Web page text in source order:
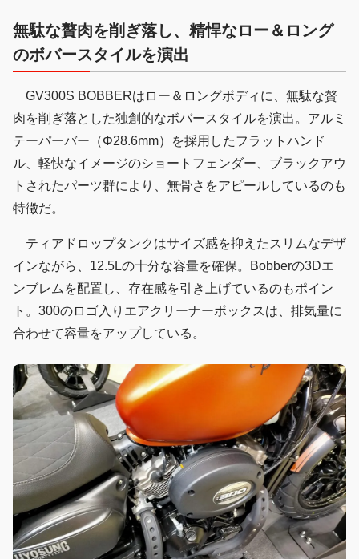
無駄な贅肉を削ぎ落し、精悍なロー＆ロング
のボバースタイルを演出
GV300S BOBBERはロー＆ロングボディに、無駄な贅
肉を削ぎ落とした独創的なボバースタイルを演出。アルミ
テーパーバー（Φ28.6mm）を採用したフラットハンド
ル、軽快なイメージのショートフェンダー、ブラックアウ
トされたパーツ群により、無骨さをアピールしているのも
特徴だ。
ティアドロップタンクはサイズ感を抑えたスリムなデザ
インながら、12.5Lの十分な容量を確保。Bobberの3Dエ
ンブレムを配置し、存在感を引き上げているのもポイン
ト。300のロゴ入りエアクリーナーボックスは、排気量に
合わせて容量をアップしている。